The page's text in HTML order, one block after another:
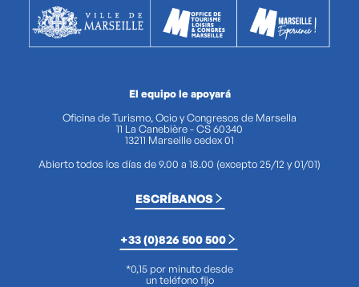
El equipo le apoyará
Oficina de Turismo, Ocio y Congresos de Marsella
11 La Canebière - CS 60340
13211 Marseille cedex 01
Abierto todos los días de 9.00 a 18.00 (excepto 25/12 y 01/01)
ESCRÍBANOS
+33 (0)826 500 500
*0,15 por minuto desde
un teléfono fijo